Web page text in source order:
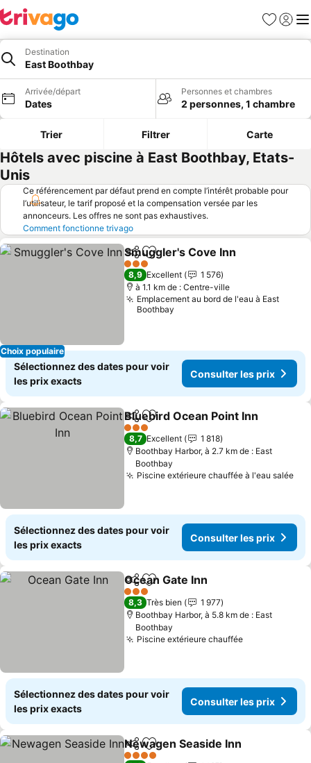
Favoris
Se
Destination
East Boothbay
Arrivée/départ
Dates
Personnes et chambres
2 personnes, 1 chambre
Trier Filtrer Carte
Hôtels avec piscine à East Boothbay, Etats-
Unis
Ce référencement par défaut prend en compte l’intérêt probable pour
l’utilisateur, le tarif proposé et la compensation versée par les
annonceurs. Les offres ne sont pas exhaustives.
Comment fonctionne trivago
Choix populaire
PartagerAjouter à mes favoris
Smuggler's Cove Inn
3 Étoiles
8,9 Excellent
1 576
à 1.1 km de : Centre-ville
Emplacement au bord de l'eau à East
Boothbay
Sélectionnez des dates pour voir
les prix exacts
Consulter les prix
PartagerAjouter à mes favoris
Bluebird Ocean Point Inn
3 Étoiles
8,7 Excellent
1 818
Boothbay Harbor, à 2.7 km de : East
Boothbay
Piscine extérieure chauffée à l'eau salée
Sélectionnez des dates pour voir
les prix exacts
Consulter les prix
PartagerAjouter à mes favoris
Ocean Gate Inn
3 Étoiles
8,3 Très bien
1 977
Boothbay Harbor, à 5.8 km de : East
Boothbay
Piscine extérieure chauffée
Sélectionnez des dates pour voir
les prix exacts
Consulter les prix
PartagerAjouter à mes favoris
Newagen Seaside Inn
4 Étoiles